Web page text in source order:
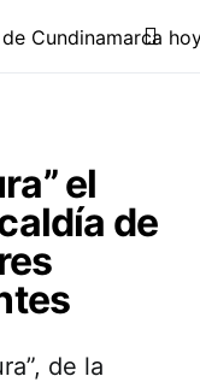
el
de
de la